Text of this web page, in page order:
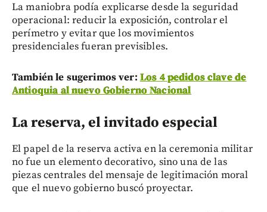
La maniobra podía explicarse desde la seguridad
operacional: reducir la exposición, controlar el
perímetro y evitar que los movimientos
presidenciales fueran previsibles.
También le sugerimos ver: Los 4 pedidos clave de
Antioquia al nuevo Gobierno Nacional
La reserva, el invitado especial
El papel de la reserva activa en la ceremonia militar
no fue un elemento decorativo, sino una de las
piezas centrales del mensaje de legitimación moral
que el nuevo gobierno buscó proyectar.